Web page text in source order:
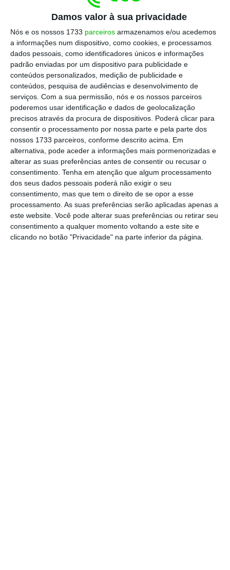
Damos valor à sua privacidade
Nós e os nossos 1733 parceiros armazenamos e/ou acedemos
a informações num dispositivo, como cookies, e processamos
dados pessoais, como identificadores únicos e informações
padrão enviadas por um dispositivo para publicidade e
conteúdos personalizados, medição de publicidade e
conteúdos, pesquisa de audiências e desenvolvimento de
serviços. Com a sua permissão, nós e os nossos parceiros
poderemos usar identificação e dados de geolocalização
precisos através da procura de dispositivos. Poderá clicar para
consentir o processamento por nossa parte e pela parte dos
nossos 1733 parceiros, conforme descrito acima. Em
alternativa, pode aceder a informações mais pormenorizadas e
alterar as suas preferências antes de consentir ou recusar o
consentimento. Tenha em atenção que algum processamento
dos seus dados pessoais poderá não exigir o seu
consentimento, mas que tem o direito de se opor a esse
processamento. As suas preferências serão aplicadas apenas a
este website. Você pode alterar suas preferências ou retirar seu
consentimento a qualquer momento voltando a este site e
clicando no botão "Privacidade" na parte inferior da página.
https://eco.sapo.pt/quote/antonio-costa-nao-tenho-essa-ideia-de-que-esta-tudo-feito-porque-3/ Copiar
Assine o ECO Premium
No momento em que a informação é
mais importante do que nunca, apoie
o jornalismo independente e rigoroso.
De que forma? Assine o ECO Premium e
tenha acesso a notícias exclusivas, à
opinião que conta, às reportagens e
especiais que mostram o outro lado da
história.
Esta assinatura é uma forma de apoiar